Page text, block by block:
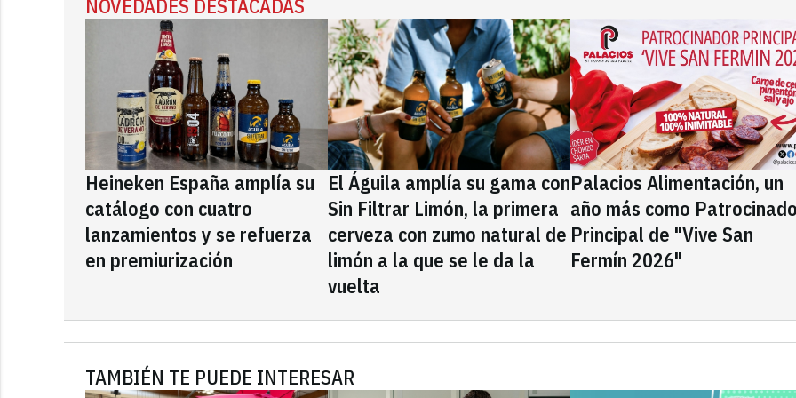
NOVEDADES DESTACADAS
Heineken España amplía su
catálogo con cuatro
lanzamientos y se refuerza
en premiurización
El Águila amplía su gama con
Sin Filtrar Limón, la primera
cerveza con zumo natural de
limón a la que se le da la
vuelta
Palacios Alimentación, un
año más como
Principal de "Vive San
Fermín 2026"
TAMBIÉN TE PUEDE INTERESAR